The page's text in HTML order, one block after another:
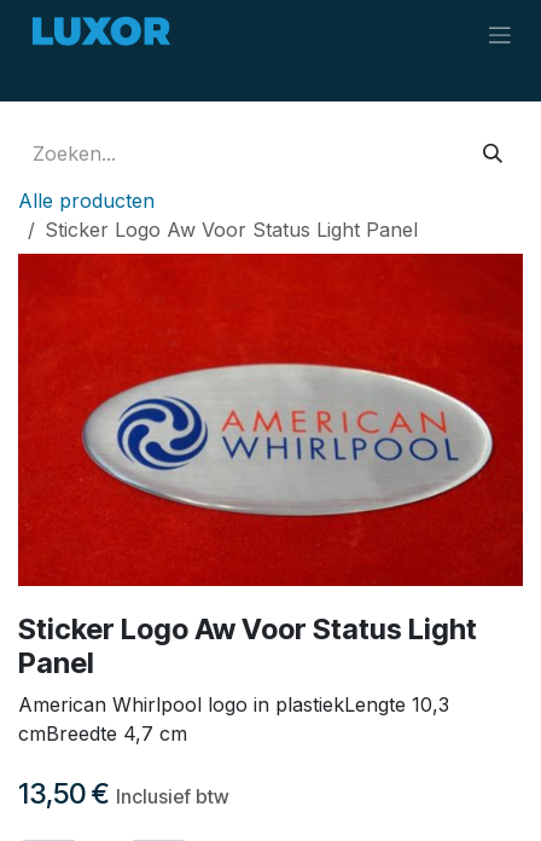
Overslaan naar inhoud
Alle producten
Sticker Logo Aw Voor Status Light Panel
Sticker Logo Aw Voor Status Light
Panel
American Whirlpool logo in plastiekLengte 10,3
cmBreedte 4,7 cm
13,50€ Inclusief btw